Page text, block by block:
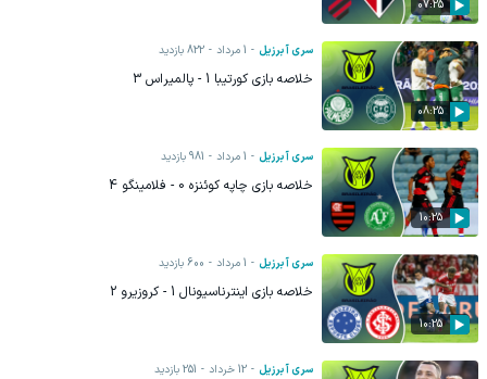
07:25
08:25
سری آ برزیل 1 مرداد 822بازدید
خلاصه بازی کورتیبا 1 - پالمیراس 3
10:25
سری آ برزیل 1 مرداد 981بازدید
خلاصه بازی چاپه کوئنزه 0 - فلامینگو 4
10:25
سری آ برزیل 1 مرداد 600بازدید
خلاصه بازی اینترناسیونال 1 - کروزیرو 2
سری آ برزیل 12 خرداد 251بازدید